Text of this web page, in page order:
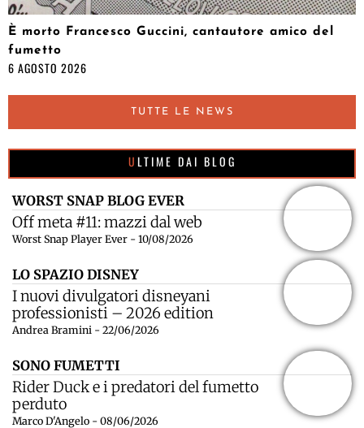
È morto Francesco Guccini, cantautore amico del
fumetto
6 AGOSTO 2026
TUTTE LE NEWS
ULTIME DAI BLOG
WORST SNAP BLOG EVER
Off meta #11: mazzi dal web
Worst Snap Player Ever - 10/08/2026
LO SPAZIO DISNEY
I nuovi divulgatori disneyani
professionisti – 2026 edition
Andrea Bramini - 22/06/2026
SONO FUMETTI
Rider Duck e i predatori del fumetto
perduto
Marco D'Angelo - 08/06/2026